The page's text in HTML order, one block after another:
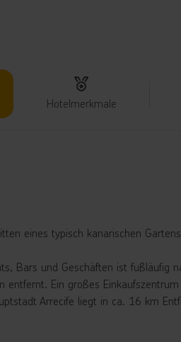
Hotelmerkmale
eines typisch kanarischen
Bars und Geschäften ist fußläufig
Ein großes
Arrecife liegt in ca. 16 km